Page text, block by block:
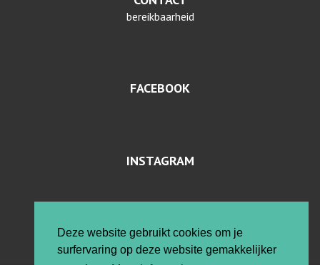
Deze website gebruikt cookies om je
surfervaring op deze website gemakkelijker
bereikbaarheid
FACEBOOK
INSTAGRAM
PRIVACYVERKLARING EN COOKIES